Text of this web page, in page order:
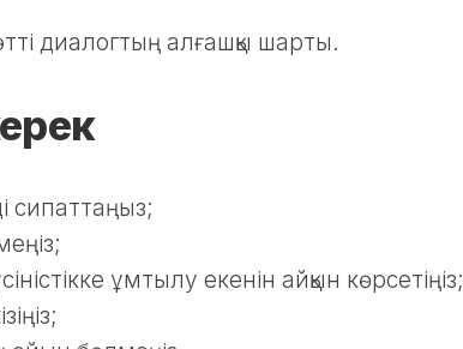
диалогтың алғашқы шарты.
сипаттаңыз;
ұмтылу екенін айқын көрсетіңіз;